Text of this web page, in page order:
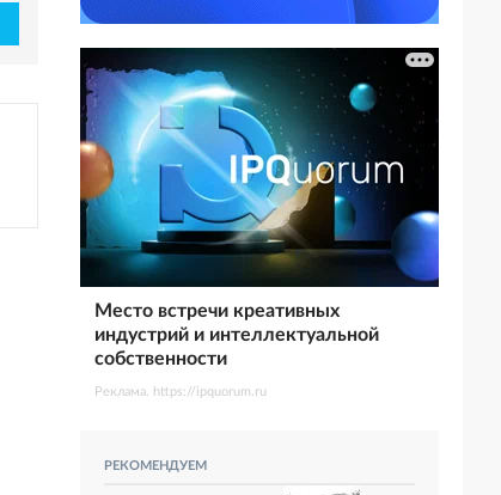
Место встречи креативных
индустрий и интеллектуальной
собственности
Реклама. https://ipquorum.ru
РЕКОМЕНДУЕМ